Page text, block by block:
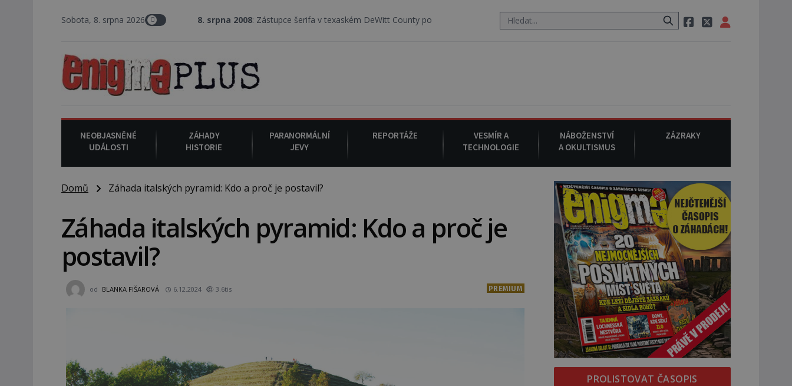
Sobota, 8. srpna 20268. srpna 2008 : Zástupce šerifa v texaském DeWitt County pořizuje video, na kterém před jeho vozem po cestě utíká zvláštní psovitá šelma, údajně bájná čupakabra.
NEOBJASNĚNÉ
UDÁLOSTI
ZÁHADY
HISTORIE
PARANORMÁLNÍ
JEVY
REPORTÁŽE
VESMÍR A
TECHNOLOGIE
NÁBOŽENSTVÍ
A OKULTISMUS
ZÁZRAKY
Domů Záhada italských pyramid: Kdo a proč je postavil?
Záhada italských pyramid: Kdo a proč je
postavil?
od BLANKA FIŠAROVÁ 6.12.2024 3.6tis PREMIUM
PROLISTOVAT ČASOPIS